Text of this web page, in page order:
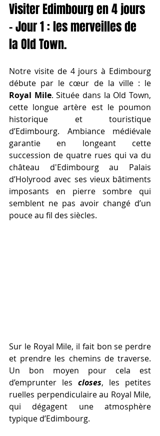
Visiter Edimbourg en 4 jours
- Jour 1 : les merveilles de
la Old Town.
Notre visite de 4 jours à Edimbourg
Royal Mile. Située dans la Old Town,
cette longue artère est le poumon
historique et touristique
d’Edimbourg. Ambiance médiévale
garantie en longeant cette
succession de quatre rues qui va du
château d'Edimbourg au Palais
d’Holyrood avec ses vieux bâtiments
imposants en pierre sombre qui
semblent ne pas avoir changé d’un
pouce au fil des siècles.
Sur le Royal Mile, il fait bon se perdre
et prendre les chemins de traverse.
Un bon moyen pour cela est
d’emprunter les closes, les petites
ruelles perpendiculaire au Royal Mile,
qui dégagent une atmosphère
typique d’Edimbourg.